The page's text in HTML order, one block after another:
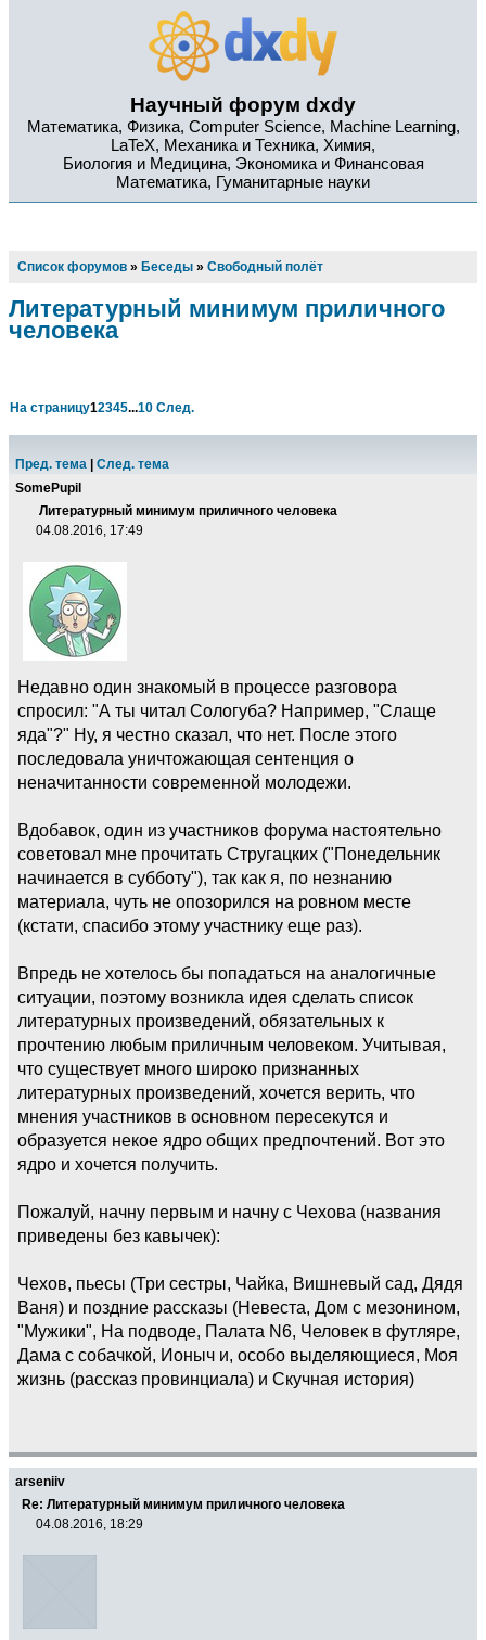
Научный форум dxdy
Математика, Физика, Computer Science, Machine Learning,
LaTeX, Механика и Техника, Химия,
Биология и Медицина, Экономика и Финансовая
Математика, Гуманитарные науки
Список форумов » Беседы » Свободный полёт
Литературный минимум приличного
человека
На страницу12345...10 След.
Пред. тема
След. тема
SomePupil
Литературный минимум приличного человека
04.08.2016, 17:49
Недавно один знакомый в процессе разговора
спросил: "А ты читал Сологуба? Например, "Слаще
яда"?" Ну, я честно сказал, что нет. После этого
последовала уничтожающая сентенция о
неначитанности современной молодежи.
Вдобавок, один из участников форума настоятельно
советовал мне прочитать Стругацких ("Понедельник
начинается в субботу"), так как я, по незнанию
материала, чуть не опозорился на ровном месте
(кстати, спасибо этому участнику еще раз).
Впредь не хотелось бы попадаться на аналогичные
ситуации, поэтому возникла идея сделать список
литературных произведений, обязательных к
прочтению любым приличным человеком. Учитывая,
что существует много широко признанных
литературных произведений, хочется верить, что
мнения участников в основном пересекутся и
образуется некое ядро общих предпочтений. Вот это
ядро и хочется получить.
Пожалуй, начну первым и начну с Чехова (названия
приведены без кавычек):
Чехов, пьесы (Три сестры, Чайка, Вишневый сад, Дядя
Ваня) и поздние рассказы (Невеста, Дом с мезонином,
"Мужики", На подводе, Палата N6, Человек в футляре,
Дама с собачкой, Ионыч и, особо выделяющиеся, Моя
жизнь (рассказ провинциала) и Скучная история)
arseniiv
Re: Литературный минимум приличного человека
04.08.2016, 18:29